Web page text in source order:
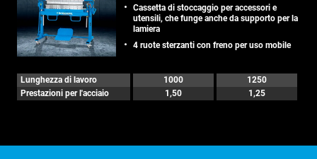
Cassetta di stoccaggio per accessori e
utensili, che funge anche da supporto per la
lamiera
4 ruote sterzanti con freno per uso mobile
Lunghezza di lavoro 1000
1250
Prestazioni per l'acciaio
1,50 1,25